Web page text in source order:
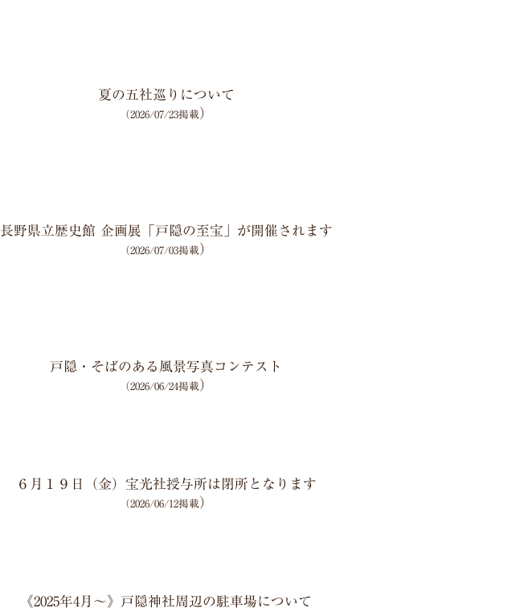
夏の五社巡りについて
（2026/07/23掲載）
長野県立歴史館 企画展「戸隠の至宝」が開催されます
（2026/07/03掲載）
戸隠・そばのある風景写真コンテスト
（2026/06/24掲載）
６月１９日（金）宝光社授与所は閉所となります
（2026/06/12掲載）
《2025年4月～》戸隠神社周辺の駐車場について